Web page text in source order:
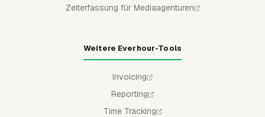
Zeiterfassung für Mediaagenturen
Weitere Everhour-Tools
Invoicing
Reporting
Time Tracking